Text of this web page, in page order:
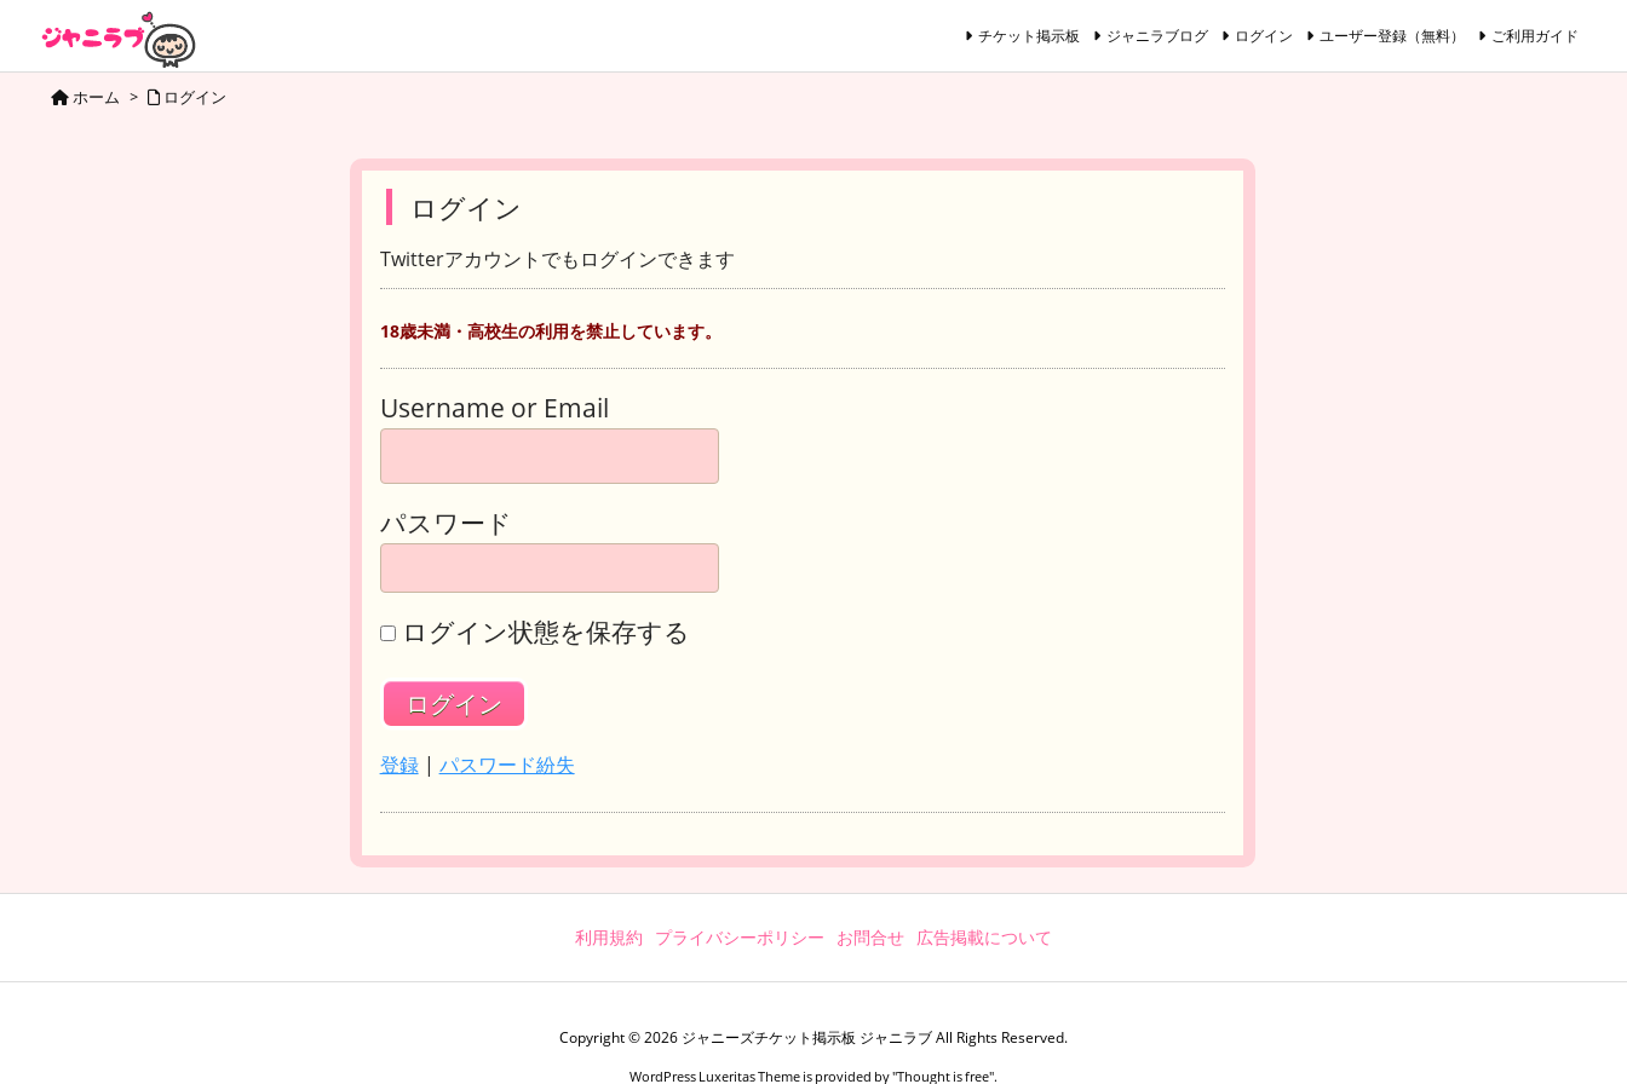
チケット掲示板 ジャニラブログ ログイン ユーザー登録（無料） ご利用ガイド
ホーム > ログイン
ログイン
Twitterアカウントでもログインできます
18歳未満・高校生の利用を禁止しています。
Username or Email
パスワード
ログイン状態を保存する
登録| パスワード紛失
利用規約 プライバシーポリシー お問合せ 広告掲載について
Copyright ©2026 ジャニーズチケット掲示板 ジャニラブAll Rights Reserved.
WordPress Luxeritas Theme is provided by "Thought is free".